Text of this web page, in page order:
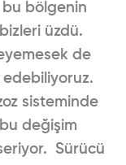
bölgenin
üzdü.
de
sisteminde
değişim
Sürücü